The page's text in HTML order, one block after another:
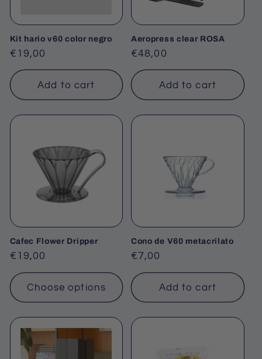
Kit hario v60 color negro
Regular
price
€19,00
Add to cart
Aeropress clear ROSA
Regular
price
€48,00
Add to cart
Cafec Flower Dripper
Regular
price
€19,00
Choose options
Cono de V60 metacrilato
Regular
price
€7,00
Add to cart